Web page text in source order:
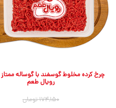
رویال طعم
۱۷۴,۱۵۰تومان